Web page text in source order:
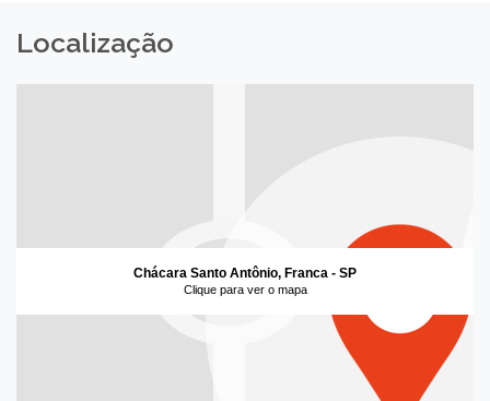
Localização
Chácara Santo Antônio, Franca - SP
Clique para ver o mapa